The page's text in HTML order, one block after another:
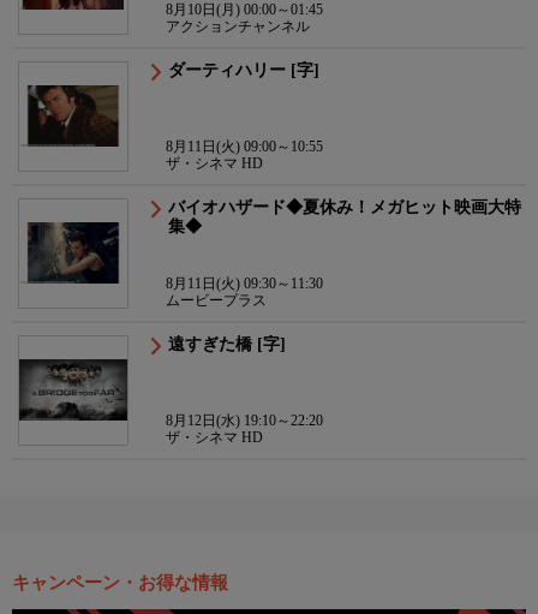
8月10日(月) 00:00～01:45
アクションチャンネル
ダーティハリー [字]
8月11日(火) 09:00～10:55
ザ・シネマ HD
バイオハザード◆夏休み！メガヒット映画大特
集◆
8月11日(火) 09:30～11:30
ムービープラス
遠すぎた橋 [字]
8月12日(水) 19:10～22:20
ザ・シネマ HD
キャンペーン・お得な情報